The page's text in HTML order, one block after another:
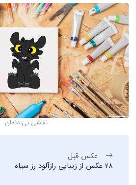
نقاشی بی دندان
عکس قبل
28 عکس از زیبایی رازآلود رز سیاه